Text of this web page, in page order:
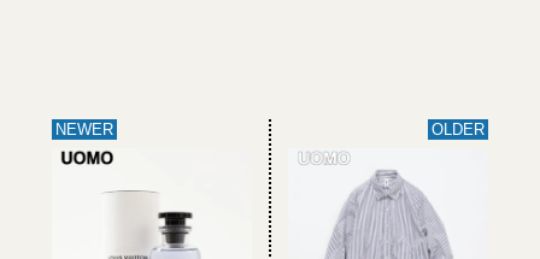
NEWER OLDER